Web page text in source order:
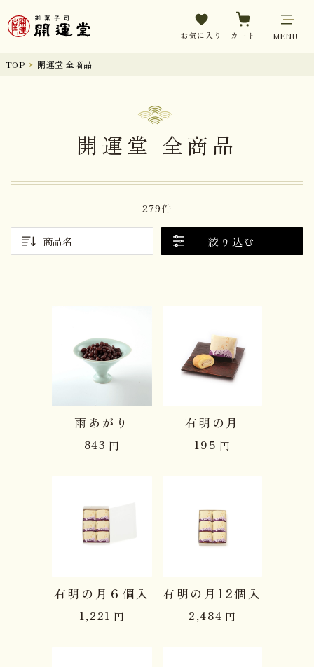
お気に入り カート MENU
TOP 開運堂 全商品
開運堂 全商品
279件
商品名 絞り込む
雨あがり
843 円
有明の月
195 円
有明の月６個入
1,221 円
有明の月12個入
2,484 円